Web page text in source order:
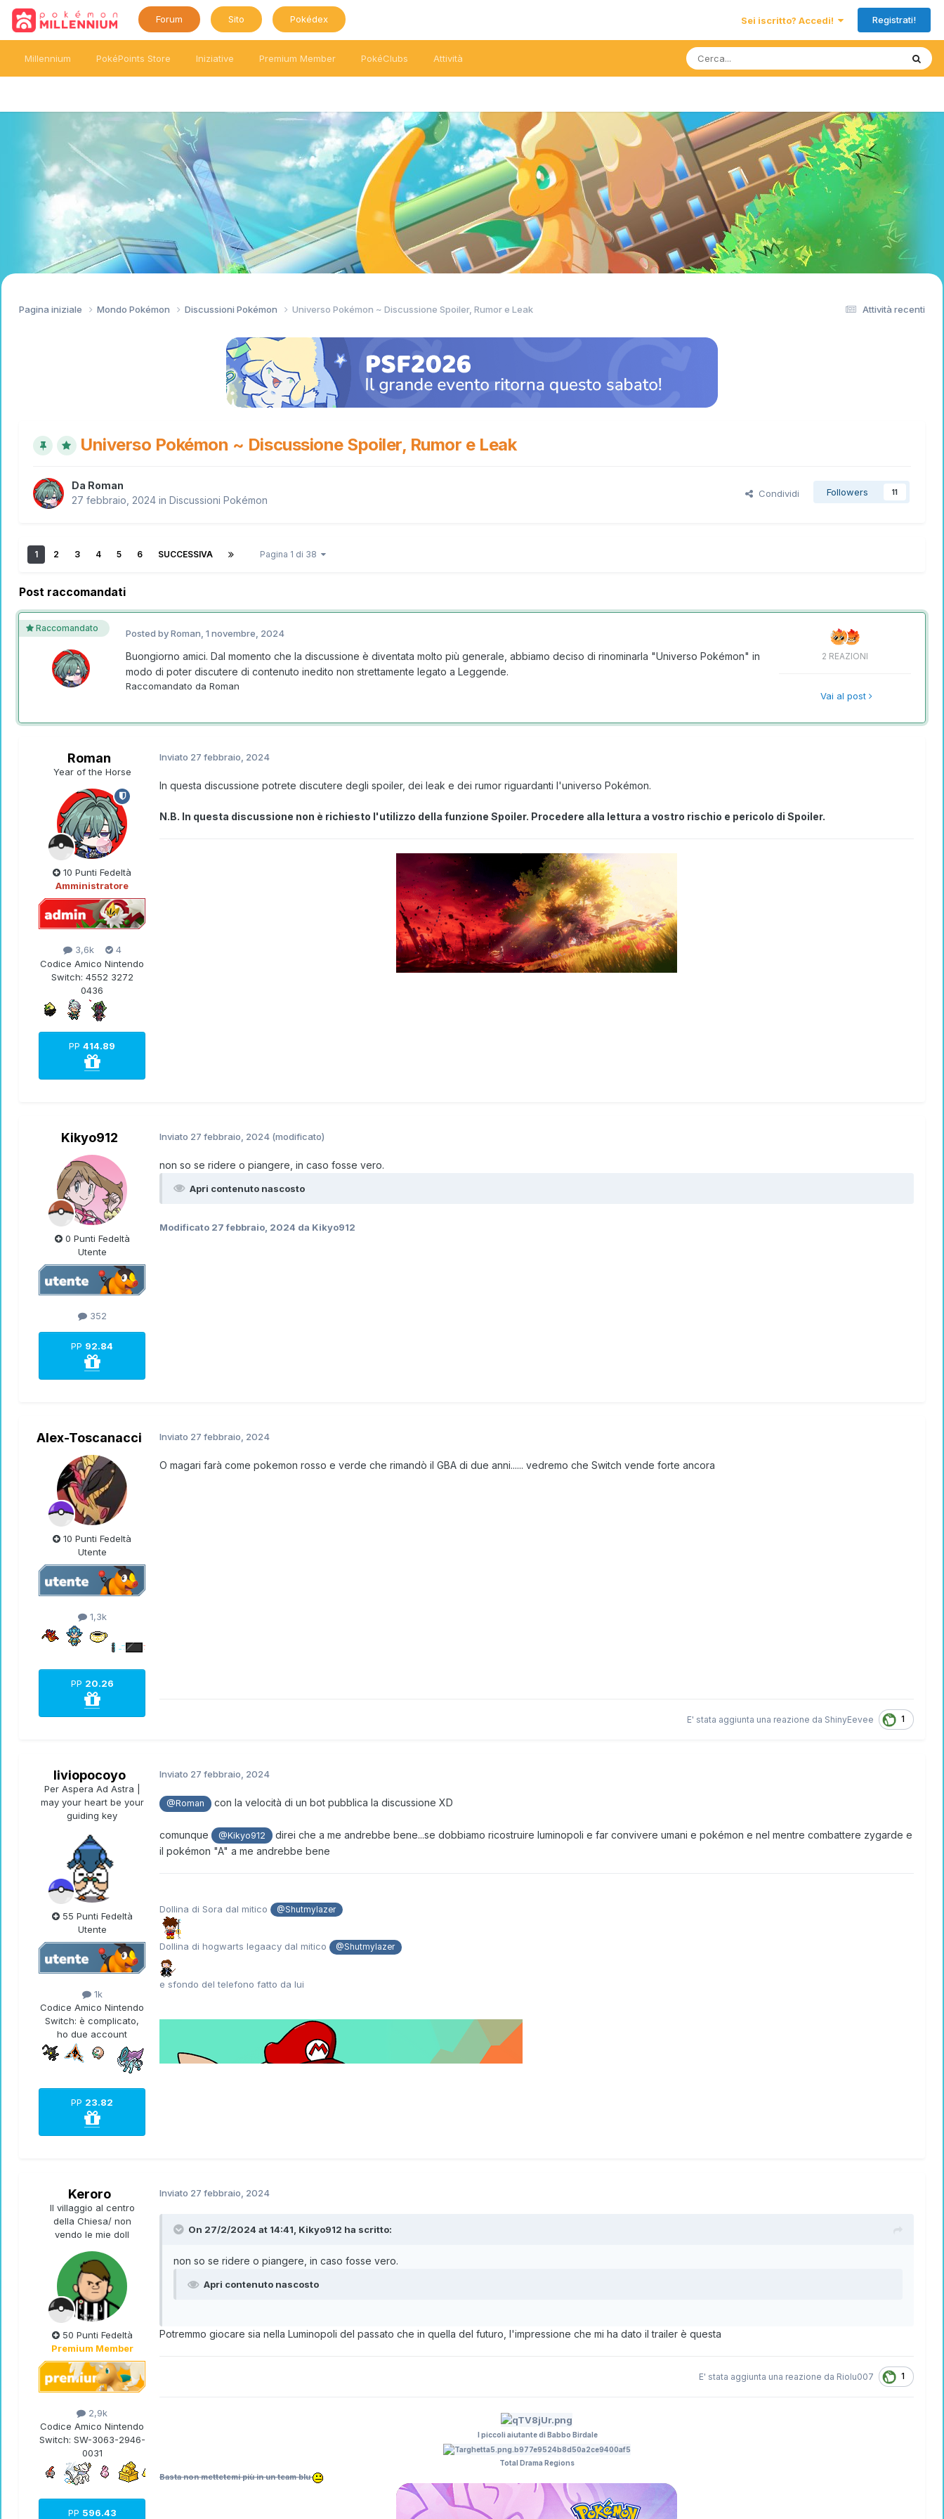
Forum Sito Pokédex Sei iscritto? Accedi! Registrati!
Millennium PokéPoints Store Iniziative Premium Member PokéClubs Attività
Attività recenti
Pagina iniziale Mondo Pokémon Discussioni Pokémon Universo Pokémon ~ Discussione Spoiler, Rumor e Leak
Universo Pokémon ~ Discussione Spoiler, Rumor e Leak
Da Roman
27 febbraio, 2024 in Discussioni Pokémon
Condividi Followers 11
1 2 3 4 5 6 SUCCESSIVA Pagina 1 di 38
Post raccomandati
Raccomandato Posted byRoman 1 novembre, 2024
Buongiorno amici. Dal momento che la discussione è diventata molto più generale, abbiamo deciso di rinominarla "Universo Pokémon" in
modo di poter discutere di contenuto inedito non strettamente legato a Leggende.
Raccomandato da Roman
2 REAZIONI
Vai al post
Roman
Year of the Horse
10 Punti Fedeltà
Amministratore
3,6k
4
Codice Amico Nintendo
Switch: 4552 3272
0436
PP 414.89
Inviato 27 febbraio, 2024
In questa discussione potrete discutere degli spoiler, dei leak e dei rumor riguardanti l'universo Pokémon.
N.B. In questa discussione non è richiesto l'utilizzo della funzione Spoiler. Procedere alla lettura a vostro rischio e pericolo di Spoiler.
Kikyo912
0 Punti Fedeltà
Utente
352
PP 92.84
Inviato 27 febbraio, 2024 (modificato)
non so se ridere o piangere, in caso fosse vero.
Apri contenuto nascosto
Modificato 27 febbraio, 2024 da Kikyo912
Alex-Toscanacci
10 Punti Fedeltà
Utente
1,3k
PP 20.26
Inviato 27 febbraio, 2024
O magari farà come pokemon rosso e verde che rimandò il GBA di due anni...... vedremo che Switch vende forte ancora
E' stata aggiunta una reazione da ShinyEevee 1
liviopocoyo
Per Aspera Ad Astra |
may your heart be your
guiding key
55 Punti Fedeltà
Utente
1k
Codice Amico Nintendo
Switch: è complicato,
ho due account
PP 23.82
Inviato 27 febbraio, 2024
@Roman con la velocità di un bot pubblica la discussione XD
comunque @Kikyo912
direi che a me andrebbe bene...se dobbiamo ricostruire luminopoli e far convivere umani e pokémon e nel mentre combattere zygarde e
il pokémon "A" a me andrebbe bene
Dollina di Sora dal mitico @Shutmylazer
Dollina di hogwarts legaacy dal mitico @Shutmylazer
e sfondo del telefono fatto da lui
Keroro
Il villaggio al centro
della Chiesa/ non
vendo le mie doll
50 Punti Fedeltà
Premium Member
2,9k
Codice Amico Nintendo
Switch: SW-3063-2946-
0031
PP 596.43
Inviato 27 febbraio, 2024
On 27/2/2024 at 14:41, Kikyo912 ha scritto:
non so se ridere o piangere, in caso fosse vero.
Apri contenuto nascosto
Potremmo giocare sia nella Luminopoli del passato che in quella del futuro, l'impressione che mi ha dato il trailer è questa
E' stata aggiunta una reazione da Riolu007 1
I piccoli aiutante di Babbo Birdale
Total Drama Regions
Basta non mettetemi più in un team blu